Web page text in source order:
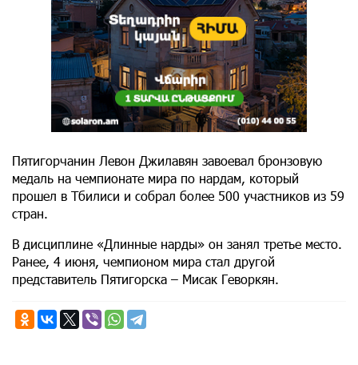
Пятигорчанин Левон Джилавян завоевал бронзовую
медаль на чемпионате мира по нардам, который
прошел в Тбилиси и собрал более 500 участников из 59
стран.
В дисциплине «Длинные нарды» он занял третье место.
Ранее, 4 июня, чемпионом мира стал другой
представитель Пятигорска – Мисак Геворкян.